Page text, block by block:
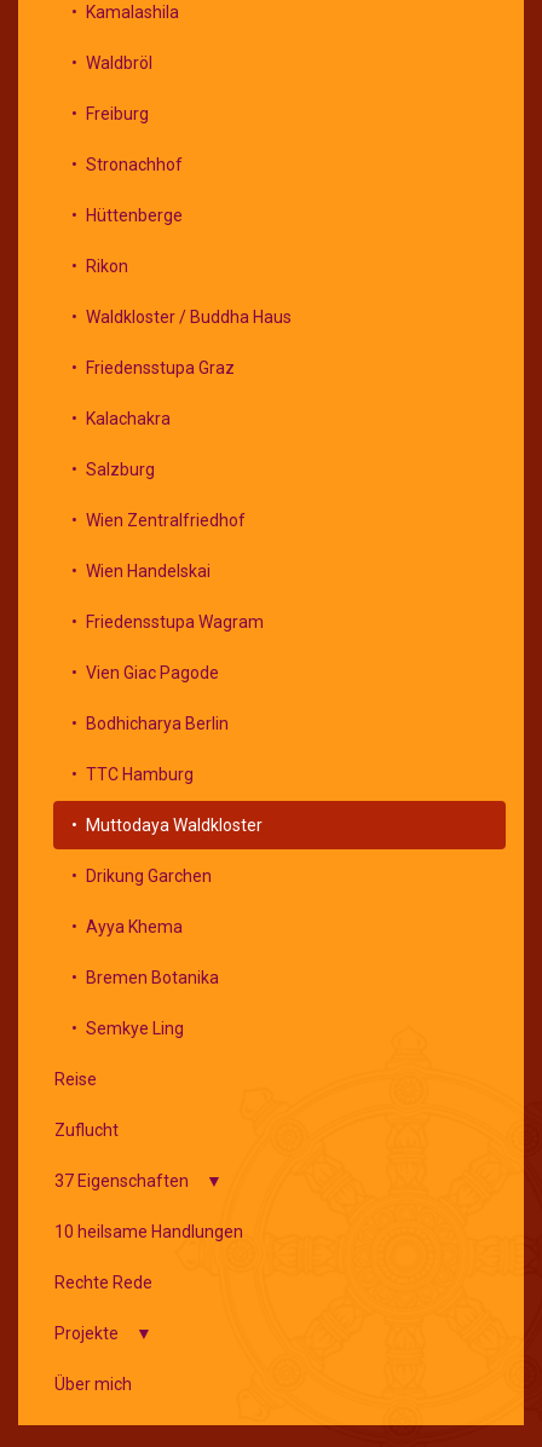
Kamalashila
Waldbröl
Freiburg
Stronachhof
Hüttenberge
Rikon
Waldkloster / Buddha Haus
Friedensstupa Graz
Kalachakra
Salzburg
Wien Zentralfriedhof
Wien Handelskai
Friedensstupa Wagram
Vien Giac Pagode
Bodhicharya Berlin
TTC Hamburg
Muttodaya Waldkloster
Drikung Garchen
Ayya Khema
Bremen Botanika
Semkye Ling
Reise
Zuflucht
37 Eigenschaften
Theravada
tibetischer Buddhismus
10 heilsame Handlungen
Rechte Rede
Projekte
Berzin - Archiv
Über mich